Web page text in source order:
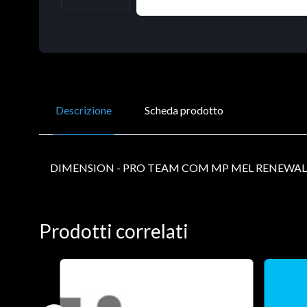
Descrizione Scheda prodotto
DIMENSION - PRO TEAM COM MP MEL RENEWAL
Prodotti correlati